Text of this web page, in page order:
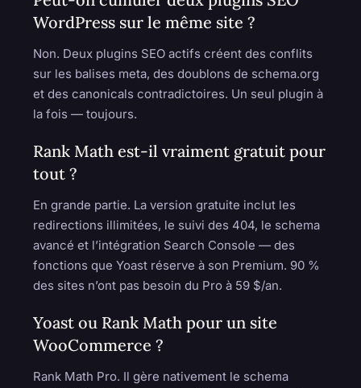
WordPress sur le même site ?
Non. Deux plugins SEO actifs créent des conflits
sur les balises meta, des doublons de schema.org
et des canonicals contradictoires. Un seul plugin à
la fois — toujours.
Rank Math est-il vraiment gratuit pour
tout ?
En grande partie. La version gratuite inclut les
redirections illimitées, le suivi des 404, le schema
avancé et l’intégration Search Console — des
fonctions que Yoast réserve à son Premium. 90 %
des sites n’ont pas besoin du Pro à 59 $/an.
Yoast ou Rank Math pour un site
WooCommerce ?
Rank Math Pro. Il gère nativement le schema